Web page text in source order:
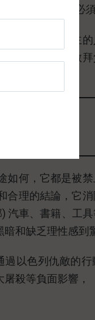
偶像和偶像都必須
愛主並理解主的
按真理在靈裡敬
如何，它都是被
合理的結論，它
汽車、書籍、工
和缺乏理性感到
以色列仇敵的行
殺等負面影響，